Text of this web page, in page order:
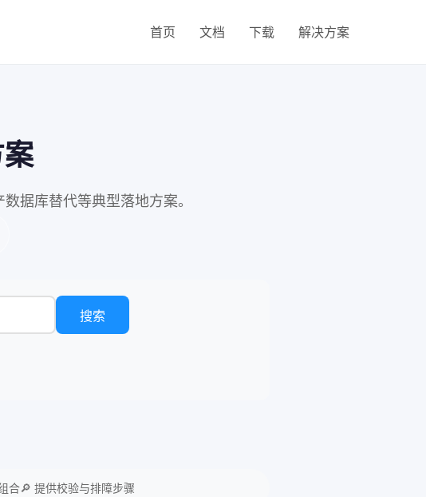
首页 文档 下载 解决方案
据库替代等典型落地方案。
搜索
合🔎 提供校验与排障步骤